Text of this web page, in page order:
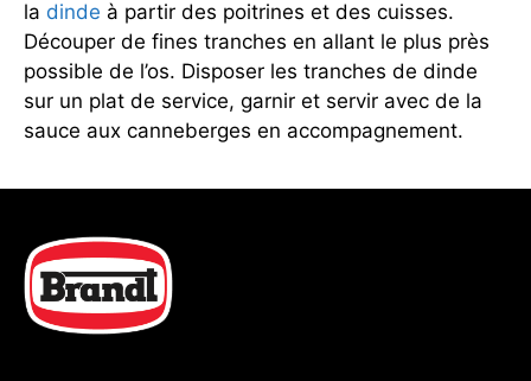
la dinde à partir des poitrines et des cuisses.
Découper de fines tranches en allant le plus près
possible de l’os. Disposer les tranches de dinde
sur un plat de service, garnir et servir avec de la
sauce aux canneberges en accompagnement.